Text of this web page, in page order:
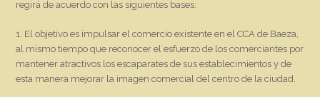
regirá de acuerdo con las siguientes bases:
1. El objetivo es impulsar el comercio existente en el CCA de Baeza,
al mismo tiempo que reconocer el esfuerzo de los comerciantes por
mantener atractivos los escaparates de sus establecimientos y de
esta manera mejorar la imagen comercial del centro de la ciudad.